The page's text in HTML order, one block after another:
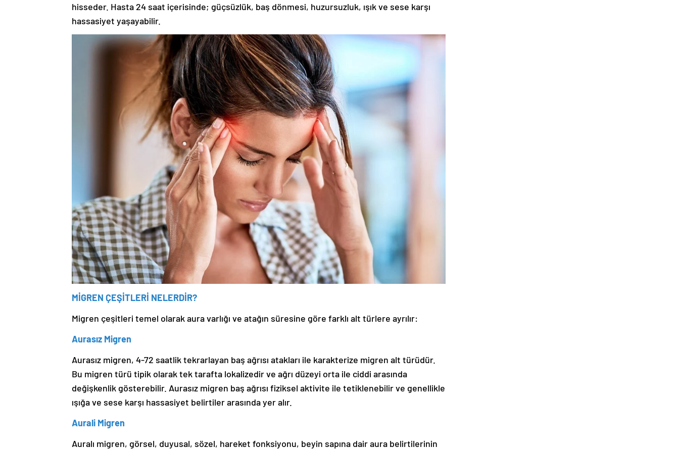
hisseder. Hasta 24 saat içerisinde; güçsüzlük, baş dönmesi, huzursuzluk, ışık ve sese karşı
hassasiyet yaşayabilir.
MİGREN ÇEŞİTLERİ NELERDİR?
Migren çeşitleri temel olarak aura varlığı ve atağın süresine göre farklı alt türlere ayrılır:
Aurasız Migren
Aurasız migren, 4-72 saatlik tekrarlayan baş ağrısı atakları ile karakterize migren alt türüdür.
Bu migren türü tipik olarak tek tarafta lokalizedir ve ağrı düzeyi orta ile ciddi arasında
değişkenlik gösterebilir. Aurasız migren baş ağrısı fiziksel aktivite ile tetiklenebilir ve genellikle
ışığa ve sese karşı hassasiyet belirtiler arasında yer alır.
Aurali Migren
Auralı migren, görsel, duyusal, sözel, hareket fonksiyonu, beyin sapına dair aura belirtilerinin